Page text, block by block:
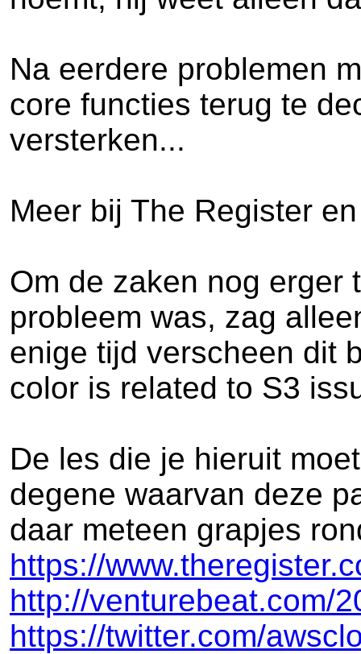
Na eerdere problemen
core functies terug te
versterken...
Meer bij The Register
Om de zaken nog erger
probleem was, zag
enige tijd verscheen dit
color is related to S3
De les die je hieruit
degene waarvan deze
daar meteen grapjes
https://
http://venturebeat.com/
https://twitter.com/